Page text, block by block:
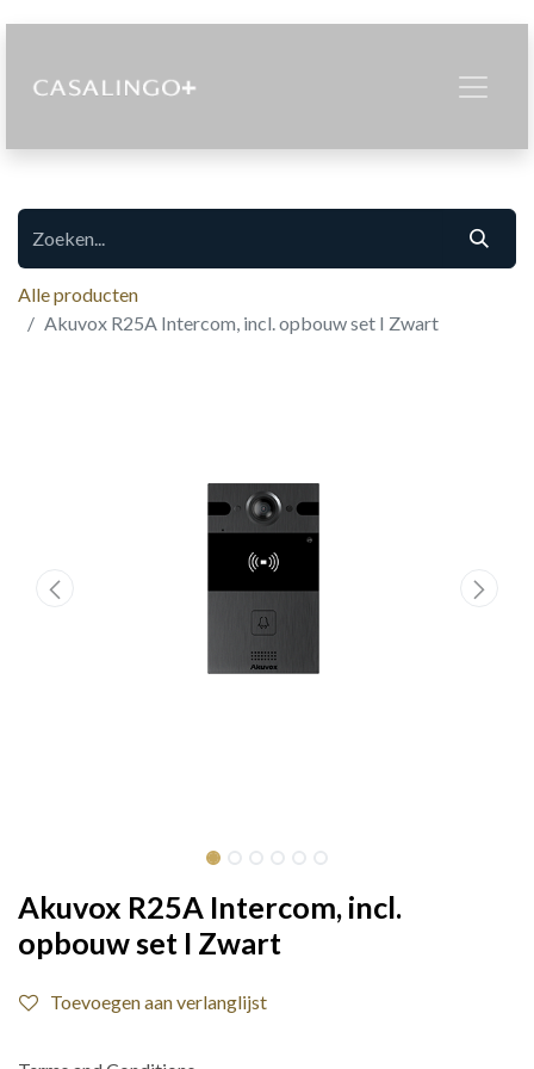
Alle producten
Akuvox R25A Intercom, incl. opbouw set I Zwart
Akuvox R25A Intercom, incl.
opbouw set I Zwart
Toevoegen aan verlanglijst